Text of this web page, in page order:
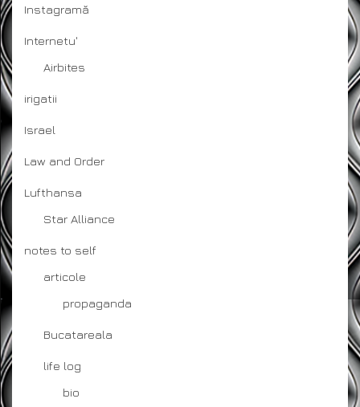
Instagramă
Internetu'
Airbites
irigatii
Israel
Law and Order
Lufthansa
Star Alliance
notes to self
articole
propaganda
Bucatareala
life log
bio